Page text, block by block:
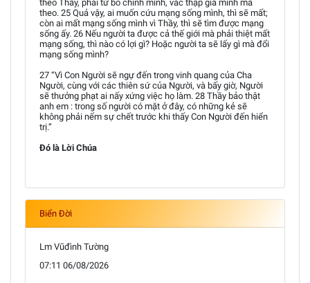
theo Thầy, phải từ bỏ chính mình, vác thập giá mình mà
theo. 25 Quả vậy, ai muốn cứu mạng sống mình, thì sẽ mất;
còn ai mất mạng sống mình vì Thầy, thì sẽ tìm được mạng
sống ấy. 26 Nếu người ta được cả thế giới mà phải thiệt mất
mạng sống, thì nào có lợi gì? Hoặc người ta sẽ lấy gì mà đổi
mạng sống mình?
27 “Vì Con Người sẽ ngự đến trong vinh quang của Cha
Người, cùng với các thiên sứ của Người, và bấy giờ, Người
sẽ thưởng phạt ai nấy xứng việc họ làm. 28 Thầy bảo thật
anh em : trong số người có mặt ở đây, có những kẻ sẽ
không phải nếm sự chết trước khi thấy Con Người đến hiển
trị.”
Đó là Lời Chúa
Biển Đời
Lm Vũđình Tường
07:11 06/08/2026